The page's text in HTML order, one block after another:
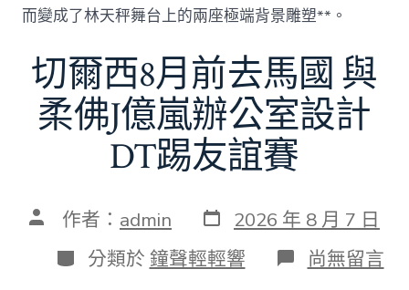
而變成了林天秤舞台上的兩座極端背景雕塑**。
切爾西8月前去馬國 與
柔佛J億嵐辦公室設計
DT踢友誼賽
文 作者： admin 發
表
日
期
2026 年 8 月 7 日
分
類
分類於 鐘聲輕輕響 在
〈切
尚無留言